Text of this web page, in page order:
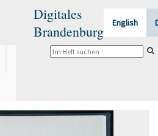
Digitales
Brandenburg
English